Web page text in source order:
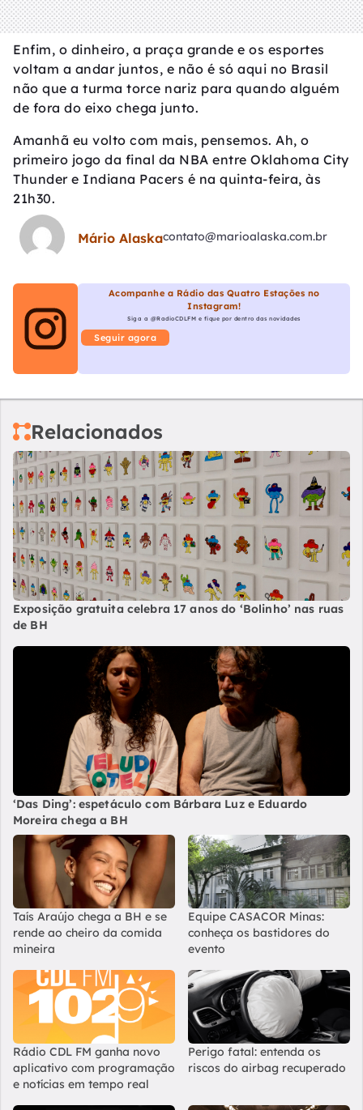
Enfim, o dinheiro, a praça grande e os esportes
voltam a andar juntos, e não é só aqui no Brasil
não que a turma torce nariz para quando alguém
de fora do eixo chega junto.
Amanhã eu volto com mais, pensemos. Ah, o
primeiro jogo da final da NBA entre Oklahoma City
Thunder e Indiana Pacers é na quinta-feira, às
21h30.
Mário Alaskacontato@marioalaska.com.br
Acompanhe a Rádio das Quatro Estações no
Instagram!
Siga a @RadioCDLFM e fique por dentro das novidades
Seguir agora
Relacionados
Exposição gratuita celebra 17 anos do ‘Bolinho’ nas ruas
de BH
‘Das Ding’: espetáculo com Bárbara Luz e Eduardo
Moreira chega a BH
Taís Araújo chega a BH e se
rende ao cheiro da comida
mineira
Equipe CASACOR Minas:
conheça os bastidores do
evento
Rádio CDL FM ganha novo
aplicativo com programação
e notícias em tempo real
Perigo fatal: entenda os
riscos do airbag recuperado